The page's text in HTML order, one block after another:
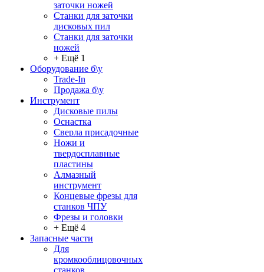
заточки ножей
Станки для заточки
дисковых пил
Станки для заточки
ножей
+ Ещё 1
Оборудование б\у
Trade-In
Продажа б\у
Инструмент
Дисковые пилы
Оснастка
Сверла присадочные
Ножи и
твердосплавные
пластины
Алмазный
инструмент
Концевые фрезы для
станков ЧПУ
Фрезы и головки
+ Ещё 4
Запасные части
Для
кромкооблицовочных
станков